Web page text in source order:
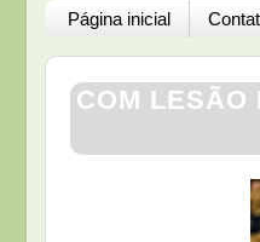
Página inicial
COM LESÃO